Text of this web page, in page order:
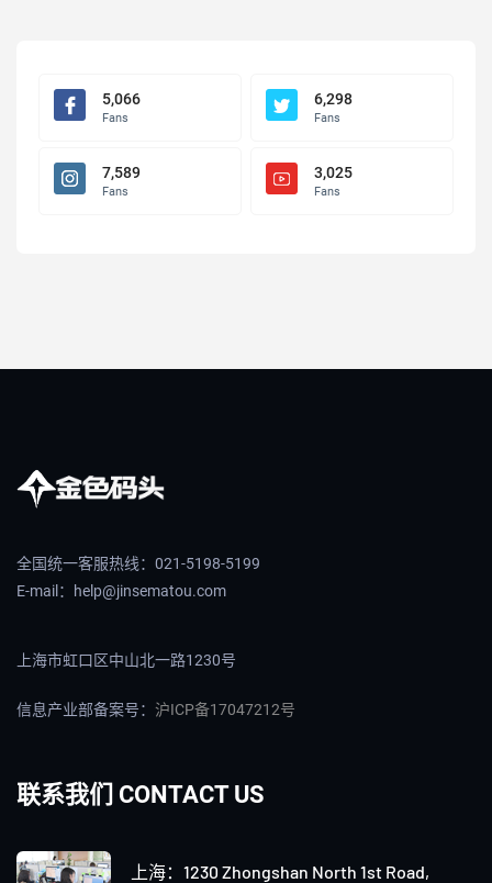
5,066
Fans
6,298
Fans
7,589
Fans
3,025
Fans
全国统一客服热线：021-5198-5199
E-mail：help@jinsematou.com
上海市虹口区中山北一路1230号
信息产业部备案号： 沪ICP备17047212号
联系我们 CONTACT US
上海：‌1230 Zhongshan North 1st Road,